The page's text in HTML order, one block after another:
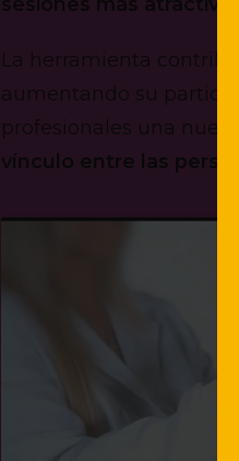
La herramienta
aumentando su
profesionales una
vínculo entre las